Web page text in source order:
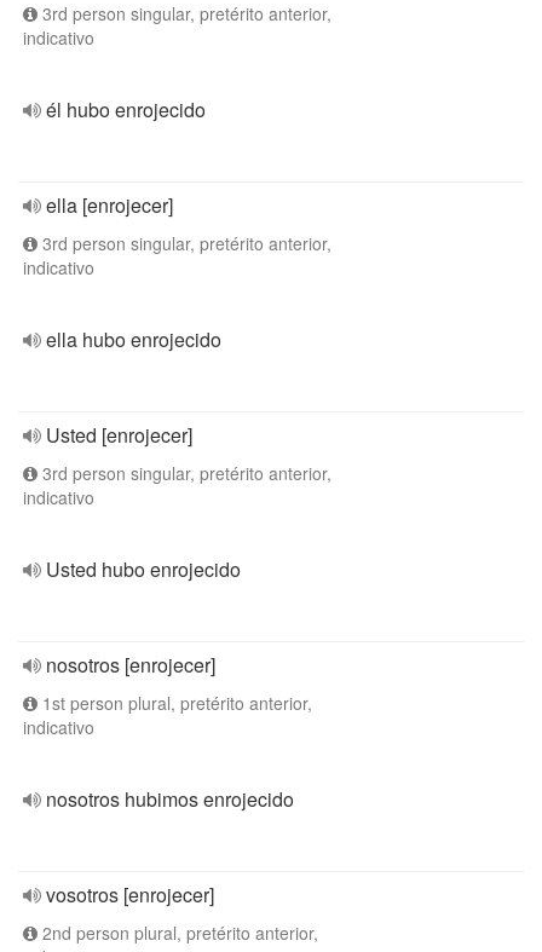
3rd person singular, pretérito anterior,
indicativo
él hubo enrojecido
ella [enrojecer]
3rd person singular, pretérito anterior,
indicativo
ella hubo enrojecido
Usted [enrojecer]
3rd person singular, pretérito anterior,
indicativo
Usted hubo enrojecido
nosotros [enrojecer]
1st person plural, pretérito anterior,
indicativo
nosotros hubimos enrojecido
vosotros [enrojecer]
2nd person plural, pretérito anterior,